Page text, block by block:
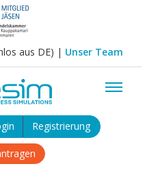
aus DE) | Unser Team
Registrierung